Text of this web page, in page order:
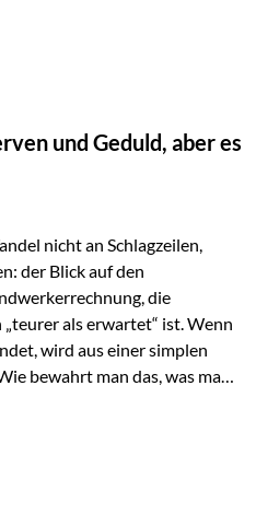
jedoch nicht die
einer stark ausgeweiteten
Verschiebungen an den
Gold ein bewährter Anker.
und Geduld, aber es
nicht an Schlagzeilen,
der Blick auf den
die
als erwartet“ ist. Wenn
wird aus einer simplen
bewahrt man das, was man
in Sachwerte zu
werden,…